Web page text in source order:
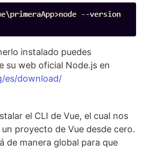
instalado puedes
su web oficial Node.js en
es/download/
el CLI de Vue, el cual nos
proyecto de Vue desde cero.
de manera global para que